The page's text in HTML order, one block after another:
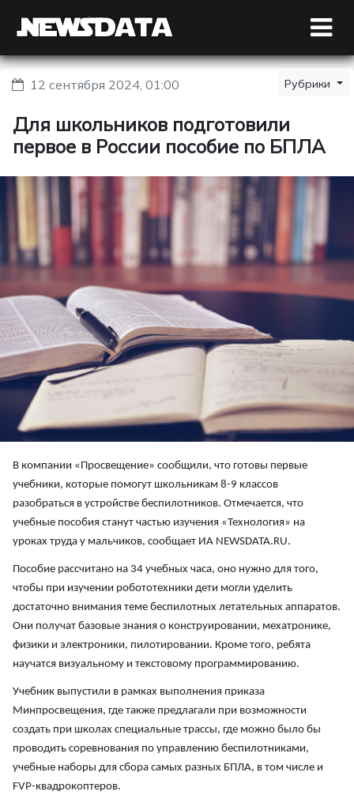
12 сентября 2024, 01:00 Рубрики
Для школьников подготовили
первое в России пособие по БПЛА
В компании «Просвещение» сообщили, что готовы первые
учебники, которые помогут школьникам 8-9 классов
разобраться в устройстве беспилотников. Отмечается, что
учебные пособия станут частью изучения «Технология» на
уроках труда у мальчиков, сообщает ИА NEWSDATA.RU.
Пособие рассчитано на 34 учебных часа, оно нужно для того,
чтобы при изучении робототехники дети могли уделить
достаточно внимания теме беспилотных летательных аппаратов.
Они получат базовые знания о конструировании, мехатронике,
физики и электроники, пилотировании. Кроме того, ребята
научатся визуальному и текстовому программированию.
Учебник выпустили в рамках выполнения приказа
Минпросвещения, где также предлагали при возможности
создать при школах специальные трассы, где можно было бы
проводить соревнования по управлению беспилотниками,
учебные наборы для сбора самых разных БПЛА, в том числе и
FVP-квадрокоптеров.